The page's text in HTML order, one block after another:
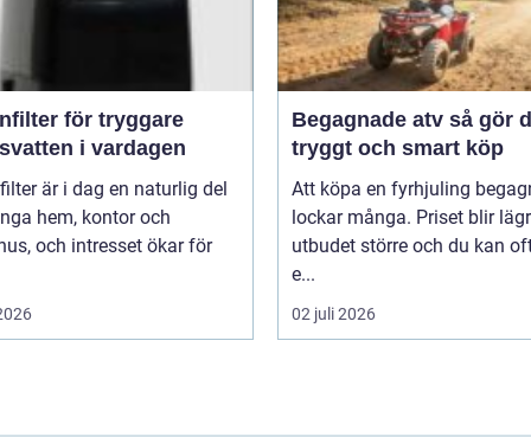
för tryggare
i vardagen
är i dag en naturlig del
hem, kontor och
och intresset ökar för
Begagnade atv så gör du ett
tryggt och smart köp
Att köpa en fyrhjuling
lockar många. Priset blir
utbudet större och du kan
e...
02 juli 2026